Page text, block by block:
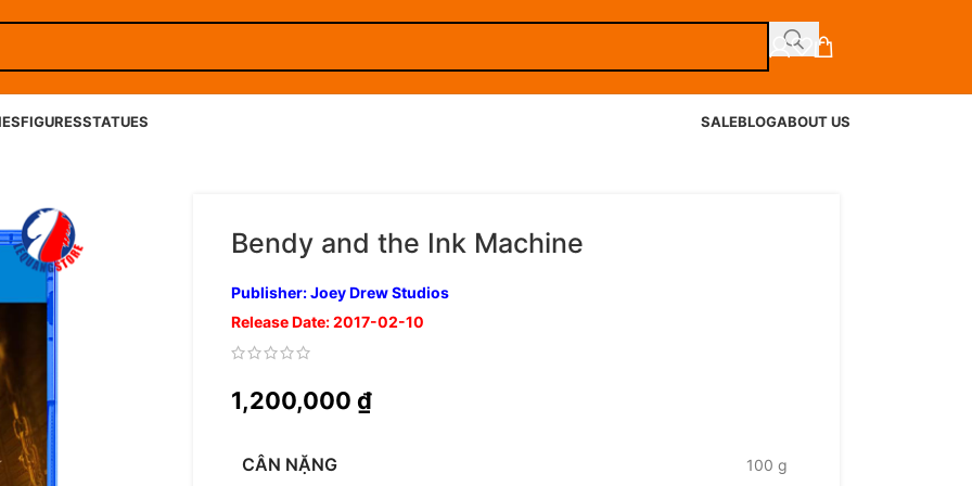
FIGURESSTATUES SALEBLOGABOUT US
Bendy and the Ink Machine
Publisher: Joey Drew Studios
Release Date: 2017-02-10
1,200,000 ₫
CÂN NẶNG 100 g